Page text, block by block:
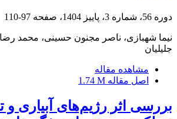
دوره 56، شماره 3، پاییز 1404، صفحه 97-110
نیما شهبازی، ناصر مجنون حسینی، محمد
جلیلیان
مشاهده مقاله
اصل مقاله 1.74 M
بررسی اثر رژیم‌های آبیاری و